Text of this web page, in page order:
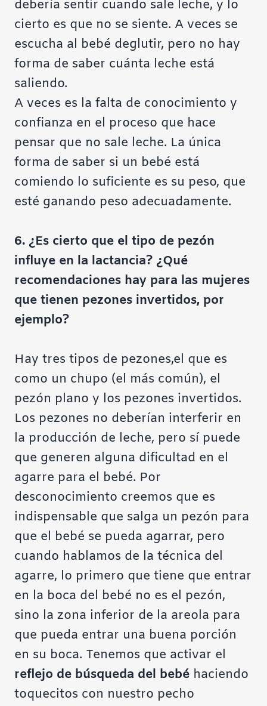
debería sentir cuando sale leche, y lo
cierto es que no se siente. A veces se
escucha al bebé deglutir, pero no hay
forma de saber cuánta leche está
saliendo.
A veces es la falta de conocimiento y
confianza en el proceso que hace
pensar que no sale leche. La única
forma de saber si un bebé está
comiendo lo suficiente es su peso, que
esté ganando peso adecuadamente.
6. ¿Es cierto que el tipo de pezón
influye en la lactancia? ¿Qué
recomendaciones hay para las mujeres
que tienen pezones invertidos, por
ejemplo?
Hay tres tipos de pezones,el que es
como un chupo (el más común), el
pezón plano y los pezones invertidos.
Los pezones no deberían interferir en
la producción de leche, pero sí puede
que generen alguna dificultad en el
agarre para el bebé. Por
desconocimiento creemos que es
indispensable que salga un pezón para
que el bebé se pueda agarrar, pero
cuando hablamos de la técnica del
agarre, lo primero que tiene que entrar
en la boca del bebé no es el pezón,
sino la zona inferior de la areola para
que pueda entrar una buena porción
en su boca. Tenemos que activar el
reflejo de búsqueda del bebé haciendo
toquecitos con nuestro pecho